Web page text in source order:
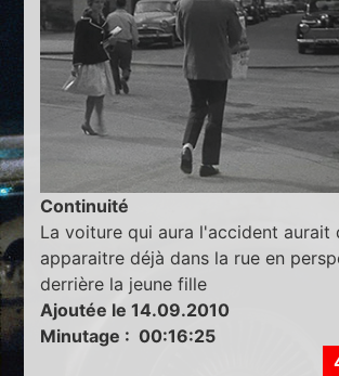
Continuité
La voiture qui aura l'accident aurait
apparaitre déjà dans la rue en
derrière la jeune fille
Ajoutée le 14.09.2010
Minutage : 00:16:25